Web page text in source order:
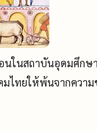
นในสถาบันอุดมศึกษ
ไทยให้พ้นจากควา